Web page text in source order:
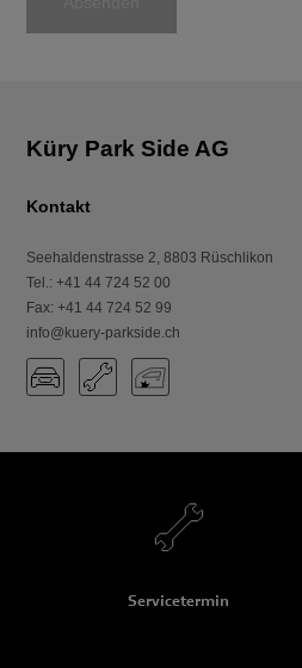
Küry Park Side AG
Kontakt
Seehaldenstrasse 2, 8803 Rüschlikon
Tel.: +41 44 724 52 00
Fax: +41 44 724 52 99
info@kuery-parkside.ch
Servicetermin